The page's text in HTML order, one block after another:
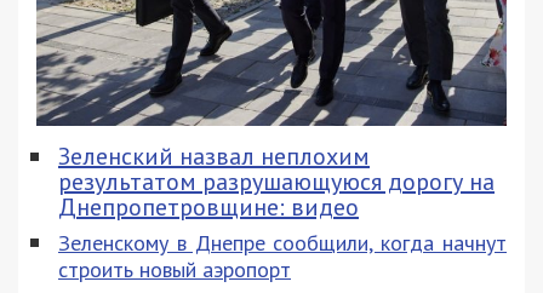
Зеленский назвал неплохим
результатом разрушающуюся дорогу на
Днепропетровщине: видео
Зеленскому в Днепре сообщили, когда начнут
строить новый аэропорт